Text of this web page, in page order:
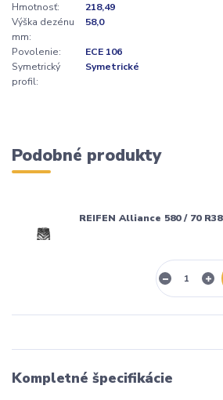
Hmotnosť:
218,49
Výška dezénu
mm:
58,0
Povolenie:
ECE 106
Symetrický
profil:
Symetrické
Podobné produkty
REIFEN Alliance 580 / 70 R38
Kompletné špecifikácie